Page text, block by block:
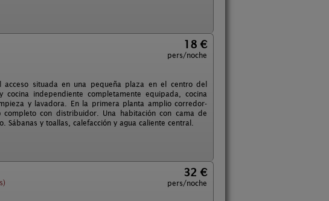
18 €
pers/noche
situada en una pequeña plaza en el centro del
independiente completamente equipada, cocina
y lavadora. En la primera planta amplio corredor-
con distribuidor. Una habitación con cama de
y toallas, calefacción y agua caliente central.
32 €
pers/noche